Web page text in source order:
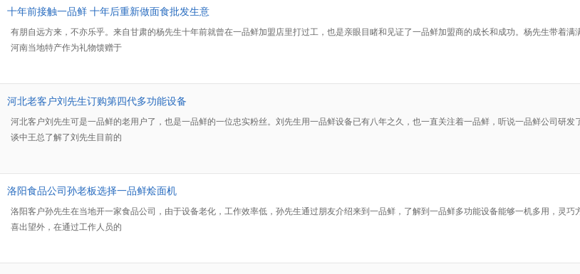
十年前接触一品鲜 十年后重新做面食批发生意
有朋自远方来，不亦乐乎。来自甘肃的杨先生十年前就曾在一品鲜加盟店里打过工，也是亲眼目睹和见证了一品鲜加盟商的成长和成功。杨先生带着
河南当地特产作为礼物馈赠于
河北老客户刘先生订购第四代多功能设备
河北客户刘先生可是一品鲜的老用户了，也是一品鲜的一位忠实粉丝。刘先生用一品鲜设备已有八年之久，也一直关注着一品鲜，听说一品鲜公司研
谈中王总了解了刘先生目前的
洛阳食品公司孙老板选择一品鲜烩面机
洛阳客户孙先生在当地开一家食品公司，由于设备老化，工作效率低，孙先生通过朋友介绍来到一品鲜，了解到一品鲜多功能设备能够一机多用，灵
喜出望外，在通过工作人员的